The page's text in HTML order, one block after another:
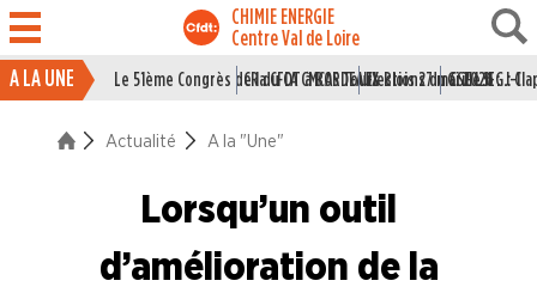
CHIMIE ENERGIE
Centre Val de Loire
ACTUALITÉ
La vie du Syndicat
Des branches professionne
A la "Une"
A LA UNE Le 51ème Congrès de la CFDT à BORDEAUX
CR du CA CMCAS Tours Blois 27 mai 2026
Elections du CSE LSI : J-1
Grille IEG :
Actualité A la "Une"
Lorsqu’un outil
d’amélioration de la